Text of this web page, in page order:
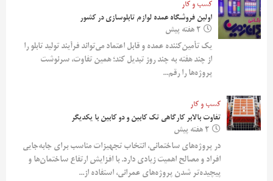
کسب و کار
اولین فروشگاه عمده لوازم تابلوسازی در کشور
2 هفته پیش
یک تأمین‌کننده عمده و قابل اعتماد می‌تواند فرآیند تولید تابلو را
از چند هفته به چند روز تبدیل کند؛ همین تفاوت، سرنوشت
پروژه‌ها را رقم...
کسب و کار
تفاوت بالابر کارگاهی تک کابین و دو کابین با یکدیگر
2 هفته پیش
در پروژه‌های ساختمانی، انتخاب تجهیزات مناسب برای جابه‌جایی
افراد و مصالح اهمیت زیادی دارد. با افزایش ارتفاع ساختمان‌ها و
پیچیده‌تر شدن پروژه‌های عمرانی، استفاده از...